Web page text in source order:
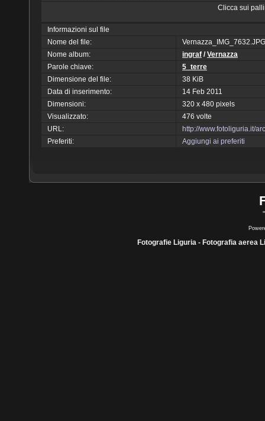
Clicca sui
Informazioni sul file
Nome del file:
Vernazza_IMG_7632.JPG
Nome album:
ingraf /Vernazza
Parole chiave:
5_terre
Dimensione del file:
38 KiB
Data di inserimento:
14 Feb 2011
Dimensioni:
320 x 480 pixels
Visualizzato:
476 volte
URL:
http://www.fotoliguria.it/
Preferiti:
Aggiungi ai preferiti
Fotografie Liguria - Fotografia aerea